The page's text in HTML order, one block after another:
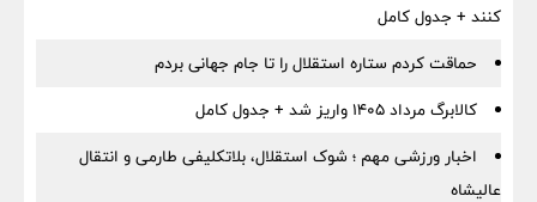
کنند + جدول کامل
حماقت کردم ستاره استقلال را تا جام جهانی بردم
کالابرگ مرداد ۱۴۰۵ واریز شد + جدول کامل
اخبار ورزشی مهم ؛ شوک استقلال، بلاتکلیفی طارمی و انتقال
عالیشاه